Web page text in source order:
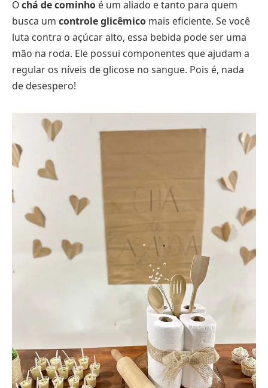
Ochá de cominho é um aliado e tanto para quem
busca um controle glicêmico mais eficiente. Se você
luta contra o açúcar alto, essa bebida pode ser uma
mão na roda. Ele possui componentes que ajudam a
regular os níveis de glicose no sangue. Pois é, nada
de desespero!